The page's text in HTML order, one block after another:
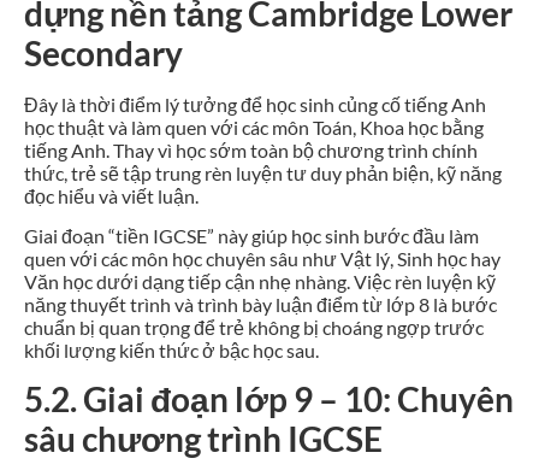
dựng nền tảng Cambridge Lower
Secondary
Đây là thời điểm lý tưởng để học sinh củng cố tiếng Anh
học thuật và làm quen với các môn Toán, Khoa học bằng
tiếng Anh. Thay vì học sớm toàn bộ chương trình chính
thức, trẻ sẽ tập trung rèn luyện tư duy phản biện, kỹ năng
đọc hiểu và viết luận.
Giai đoạn “tiền IGCSE” này giúp học sinh bước đầu làm
quen với các môn học chuyên sâu như Vật lý, Sinh học hay
Văn học dưới dạng tiếp cận nhẹ nhàng. Việc rèn luyện kỹ
năng thuyết trình và trình bày luận điểm từ lớp 8 là bước
chuẩn bị quan trọng để trẻ không bị choáng ngợp trước
khối lượng kiến thức ở bậc học sau.
5.2. Giai đoạn lớp 9 – 10: Chuyên
sâu chương trình IGCSE